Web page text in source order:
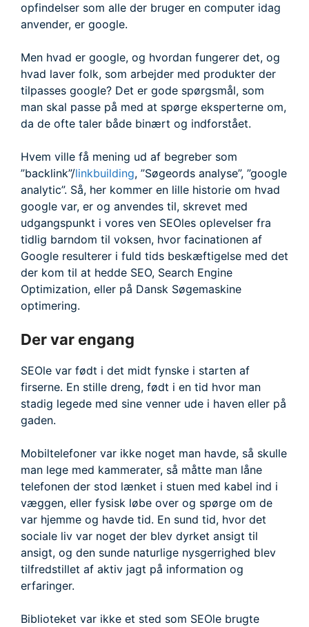
opfindelser som alle der bruger en computer idag
anvender, er google.
Men hvad er google, og hvordan fungerer det, og
hvad laver folk, som arbejder med produkter der
tilpasses google? Det er gode spørgsmål, som
man skal passe på med at spørge eksperterne om,
da de ofte taler både binært og indforstået.
Hvem ville få mening ud af begreber som
”backlink”/linkbuilding, ”Søgeords analyse”, ”google
analytic”. Så, her kommer en lille historie om hvad
google var, er og anvendes til, skrevet med
udgangspunkt i vores ven SEOles oplevelser fra
tidlig barndom til voksen, hvor facinationen af
Google resulterer i fuld tids beskæftigelse med det
der kom til at hedde SEO, Search Engine
Optimization, eller på Dansk Søgemaskine
optimering.
Der var engang
SEOle var født i det midt fynske i starten af
firserne. En stille dreng, født i en tid hvor man
stadig legede med sine venner ude i haven eller på
gaden.
Mobiltelefoner var ikke noget man havde, så skulle
man lege med kammerater, så måtte man låne
telefonen der stod lænket i stuen med kabel ind i
væggen, eller fysisk løbe over og spørge om de
var hjemme og havde tid. En sund tid, hvor det
sociale liv var noget der blev dyrket ansigt til
ansigt, og den sunde naturlige nysgerrighed blev
tilfredstillet af aktiv jagt på information og
erfaringer.
Biblioteket var ikke et sted som SEOle brugte